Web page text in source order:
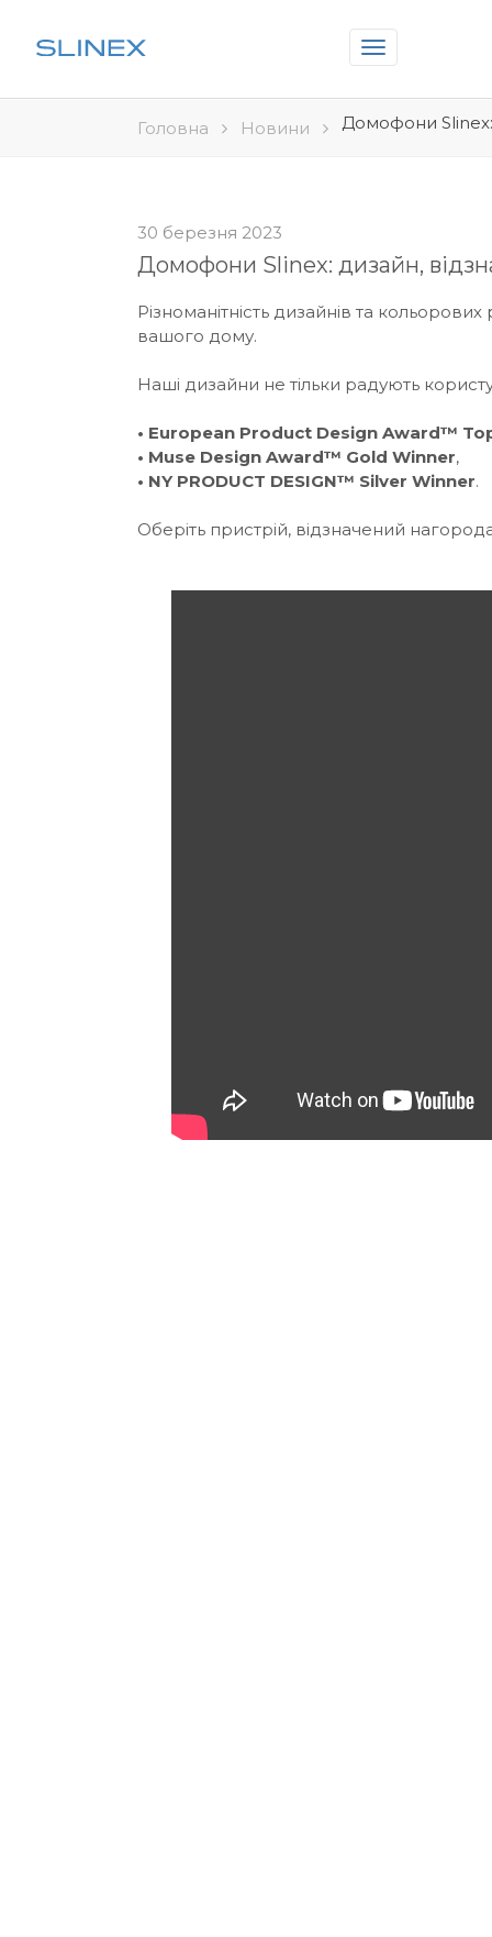
Toggle
navigation
Головна Новини Домофони
30 березня 2023
Домофони Slinex: дизайн,
Різноманітність дизайнів та
вашого дому.
Наші дизайни не тільки радують
• European Product Design Award™
• Muse Design Award™ Gold Winner,
• NY PRODUCT DESIGN™ Silver Winner.
Оберіть пристрій, відзначений